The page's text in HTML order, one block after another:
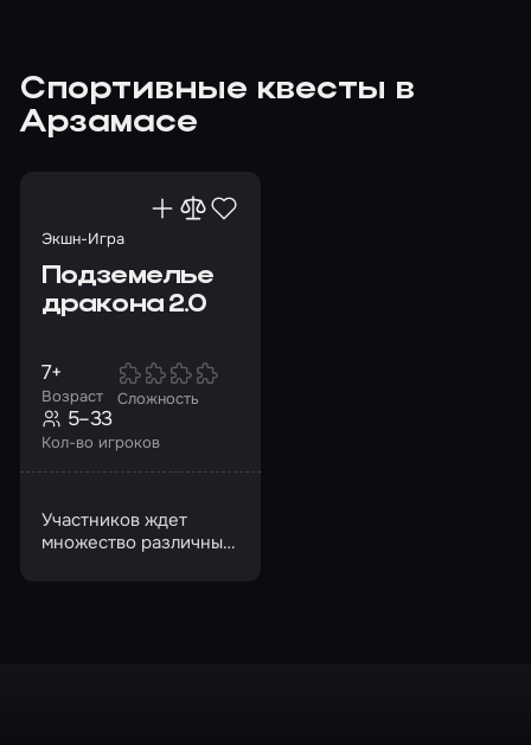
Спортивные квесты в
Арзамасе
Экшн-Игра
Подземелье
дракона 2.0
Возраст
7+
Сложность
Кол-во игроков
5–33
Участников ждет
множество различных